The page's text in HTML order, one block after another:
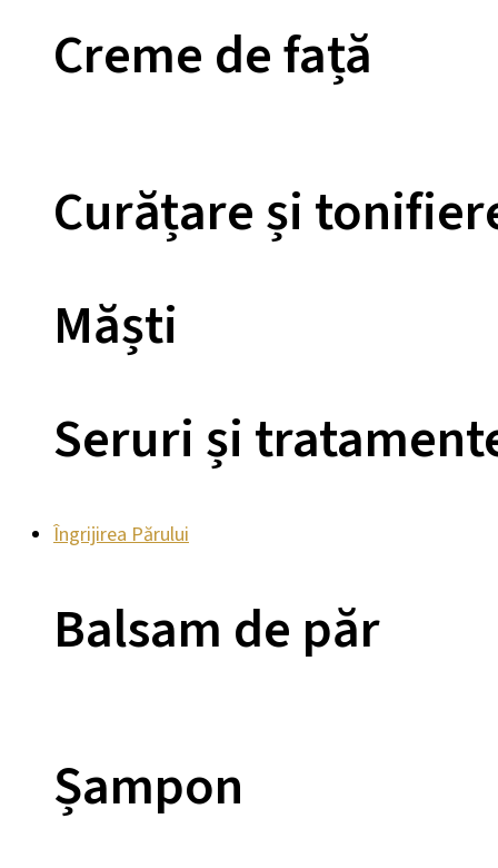
Creme de față
Curățare și
Măști
Seruri și
Îngrijirea Părului
Balsam de păr
Șampon